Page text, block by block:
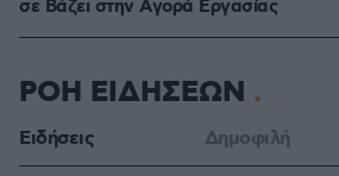
σε Bάζει στην Aγορά Eργασίας
ΡΟΗ ΕΙΔΗΣΕΩΝ
Ειδήσεις Δημοφιλή